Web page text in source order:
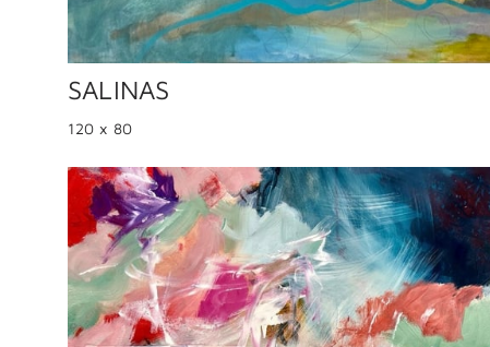
SALINAS
120 x 80